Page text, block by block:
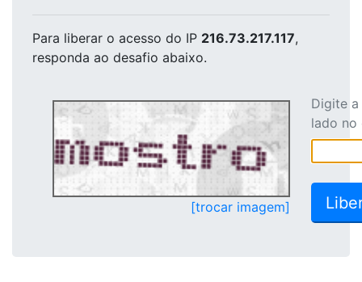
Para liberar o acesso do IP 216.73.217.117,
responda ao desafio abaixo.
[trocar imagem]
Digite
lado no